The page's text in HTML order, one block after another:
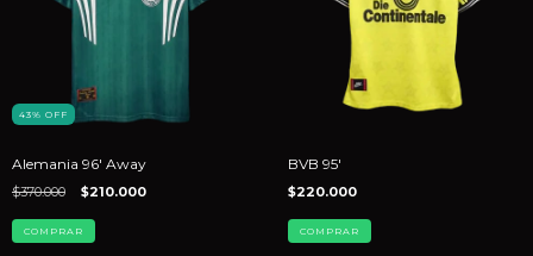
43% OFF
Alemania 96' Away
$370.000 $210.000
COMPRAR
BVB 95'
$220.000
COMPRAR